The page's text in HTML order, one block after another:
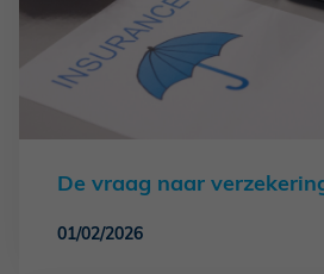
De vraag naar
01/02/2026